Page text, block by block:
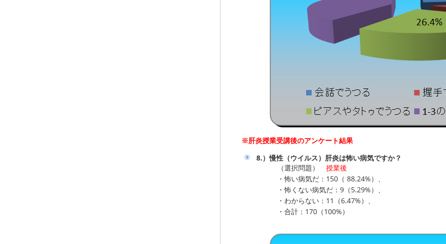
※肝炎授業受講後のアンケート結果
8.）慢性（ウイルス）肝炎は怖い病気ですか？
（選択問題） 授業後
・怖い病気だ：150（ 88.24%）、
・怖くない病気だ：9（5.29%）、
・わからない：11（6.47%）、
・合計：170（100%）